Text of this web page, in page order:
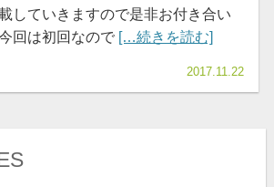
していきますので是非お付き合い
回は初回なので […続きを読む]
2017.11.22